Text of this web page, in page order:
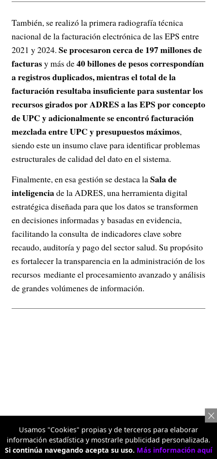
También, se realizó la primera radiografía técnica
nacional de la facturación electrónica de las EPS entre
2021 y 2024. Se procesaron cerca de 197 millones de
facturasy más de40 billones de pesos correspondían
a registros duplicados, mientras el total de la
facturación resultaba insuficiente para sustentar los
recursos girados por ADRES a las EPS por concepto
de UPC y adicionalmente se encontró facturación
mezclada entre UPC y presupuestos máximos,
siendo este un insumo clave para identificar problemas
estructurales de calidad del dato en el sistema.
Finalmente, en esa gestión se destaca laSala de
inteligenciade la ADRES, una herramienta digital
estratégica diseñada para que los datos se transformen
en decisiones informadas y basadas en evidencia,
facilitando la consulta de indicadores clave sobre
recaudo, auditoría y pago del sector salud. Su propósito
es fortalecer la transparencia en la administración de los
recursos mediante el procesamiento avanzado y análisis
de grandes volúmenes de información.
Usamos "Cookies" propias y de terceros para elaborar
información estadística y mostrarle publicidad personalizada.
Si continúa navegando acepta su uso. Más información aquí